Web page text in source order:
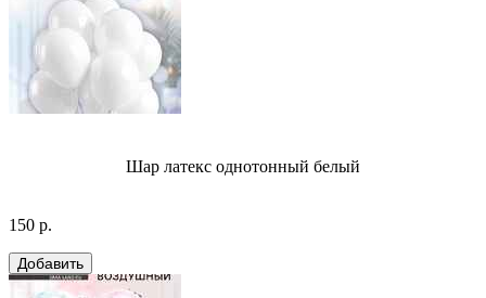
Шар латекс однотонный белый
150 р.